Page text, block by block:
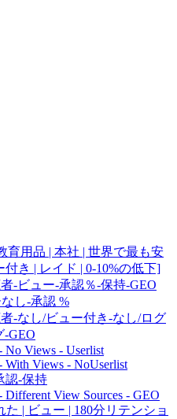
育用品 | 本社 | 世界で最も安
き | レイド | 0-10%の低下]
-ビュー-承認％-保持-GEO
し-承認 %
-なし/ビュー付き-なし/ログ
-GEO
No Views - Userlist
With Views - NoUserlist
認-保持
View Sources - GEO
| ビュー | 180分リテンショ